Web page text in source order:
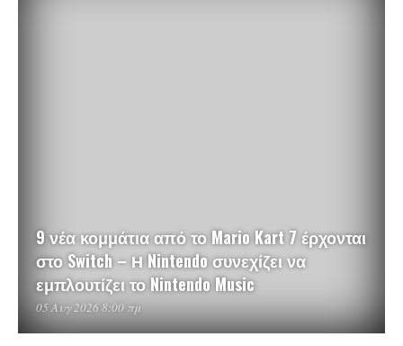
9 νέα κομμάτια από το Mario Kart 7 έρχονται
στο Switch – Η Nintendo συνεχίζει να
εμπλουτίζει το Nintendo Music
05 Αυγ 2026 8:00 πμ